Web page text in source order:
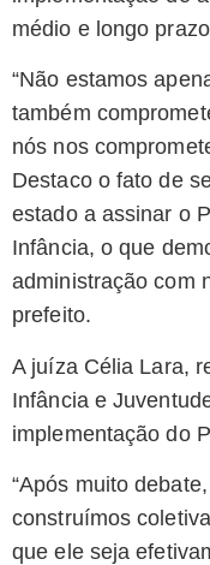
médio e longo
“Não estamos
também
nós nos
Destaco o fato de
estado a assinar o
Infância, o que
administração com
prefeito.
A juíza Célia Lara,
Infância e
implementação do
“Após muito
construímos
que ele seja